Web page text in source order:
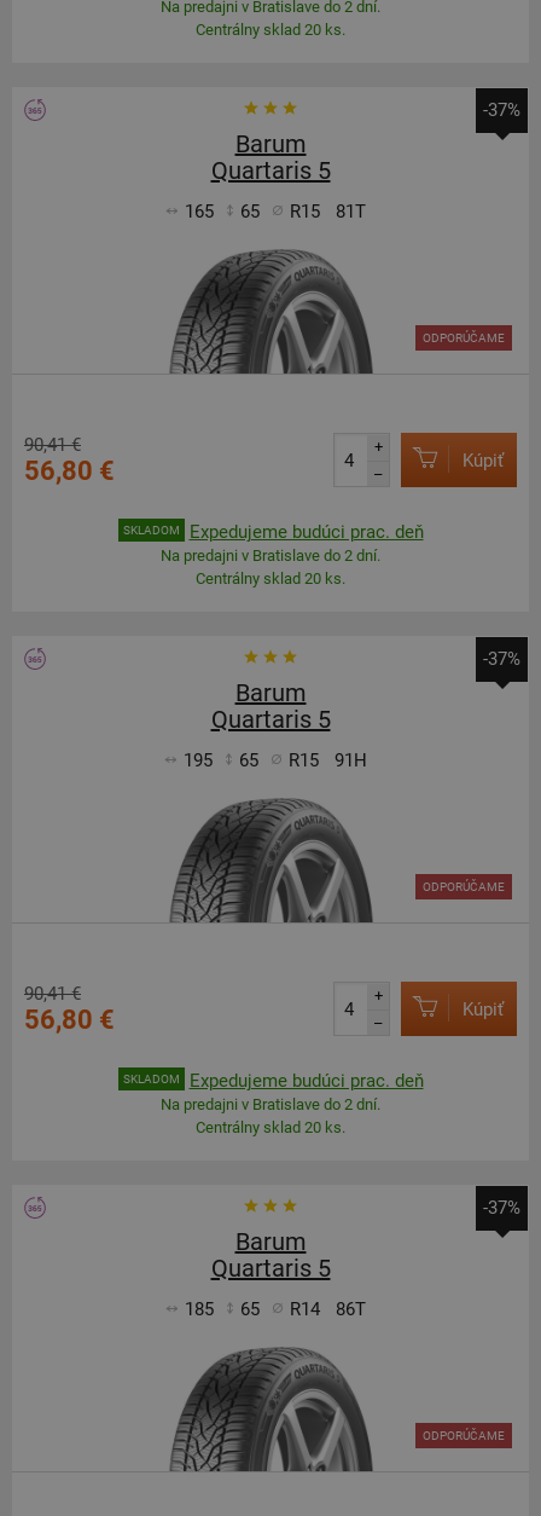
Na predajni v Bratislave do 2 dní.
Centrálny sklad 20 ks.
-37%
Barum
Quartaris 5
165 65 R15 81T
ODPORÚČAME
90,41 €
56,80 €
+
–
Kúpiť
SKLADOM Expedujeme budúci prac. deň
Na predajni v Bratislave do 2 dní.
Centrálny sklad 20 ks.
-37%
Barum
Quartaris 5
195 65 R15 91H
ODPORÚČAME
90,41 €
56,80 €
+
–
Kúpiť
SKLADOM Expedujeme budúci prac. deň
Na predajni v Bratislave do 2 dní.
Centrálny sklad 20 ks.
-37%
Barum
Quartaris 5
185 65 R14 86T
ODPORÚČAME